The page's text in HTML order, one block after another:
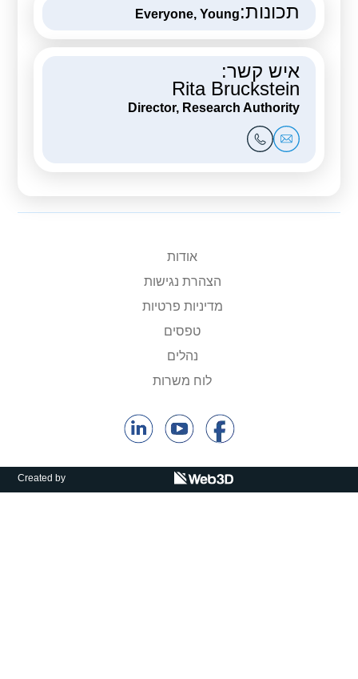
תכונות:Everyone, Young
איש קשר:
Rita Bruckstein
Director, Research Authority
אודות
הצהרת נגישות
מדיניות פרטיות
טפסים
נהלים
לוח משרות
Created by